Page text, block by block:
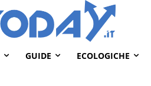
GUIDE ECOLOGICHE